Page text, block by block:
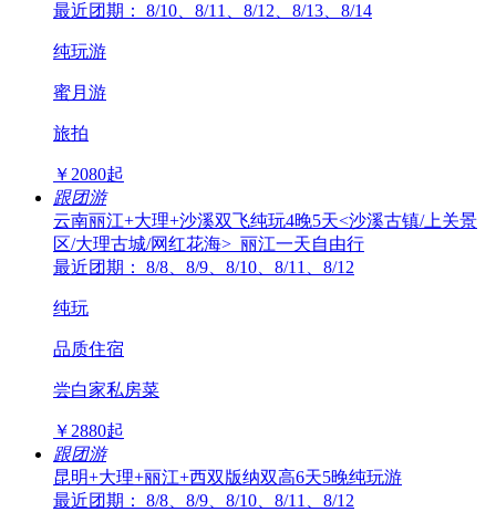
最近团期： 8/10、8/11、8/12、8/13、8/14
纯玩游
蜜月游
旅拍
￥ 2080起
跟团游
云南丽江+大理+沙溪双飞纯玩4晚5天<沙溪古镇/上关景
区/大理古城/网红花海>_丽江一天自由行
最近团期： 8/8、8/9、8/10、8/11、8/12
纯玩
品质住宿
尝白家私房菜
￥ 2880起
跟团游
昆明+大理+丽江+西双版纳双高6天5晚纯玩游
最近团期： 8/8、8/9、8/10、8/11、8/12